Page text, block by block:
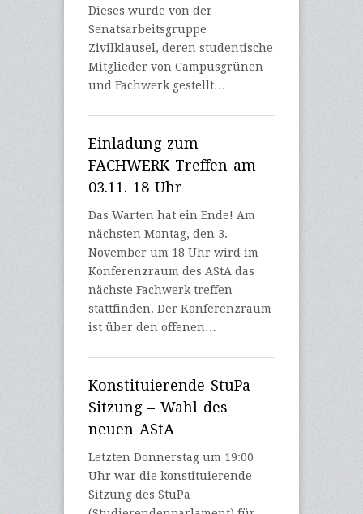
Dieses wurde von der
Senatsarbeitsgruppe
Zivilklausel, deren studentische
Mitglieder von Campusgrünen
und Fachwerk gestellt…
Einladung zum
FACHWERK Treffen am
03.11. 18 Uhr
Das Warten hat ein Ende! Am
nächsten Montag, den 3.
November um 18 Uhr wird im
Konferenzraum des AStA das
nächste Fachwerk treffen
stattfinden. Der Konferenzraum
ist über den offenen…
Konstituierende StuPa
Sitzung – Wahl des
neuen AStA
Letzten Donnerstag um 19:00
Uhr war die konstituierende
Sitzung des StuPa